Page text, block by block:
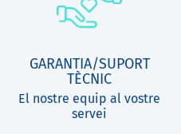
GARANTIA/SUPORT
TÈCNIC
El nostre equip al vostre
servei